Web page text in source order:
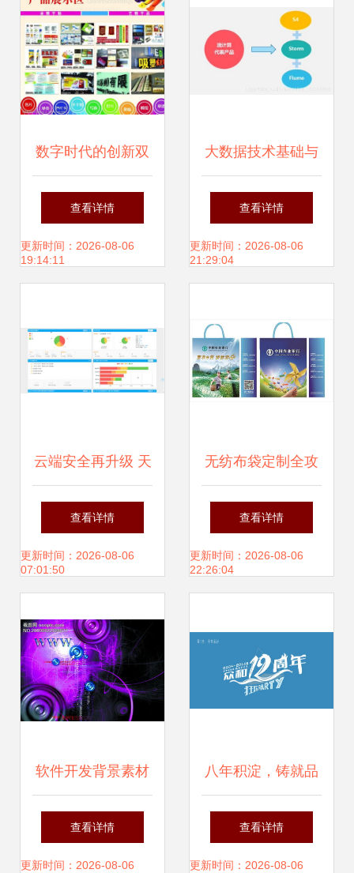
数字时代的创新双
引擎 广告公司图片
素材展示与软件开
查看详情
更新时间：2026-08-06
19:14:11
大数据技术基础与
应用
查看详情
更新时间：2026-08-06
21:29:04
云端安全再升级 天
空卫士GatorCloud
数据防泄漏产品正
查看详情
更新时间：2026-08-06
07:01:50
无纺布袋定制全攻
略 免费广告设计如
何助您品牌脱颖而
查看详情
更新时间：2026-08-06
22:26:04
软件开发背景素材
大全 专业广告设计
与桌面壁纸JPG资
查看详情
更新时间：2026-08-06
八年积淀，铸就品
牌庆典 资深设计师
周年庆海报与字体
查看详情
更新时间：2026-08-06